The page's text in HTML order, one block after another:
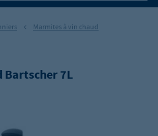
Marmites à vin chaud
Bartscher 7L